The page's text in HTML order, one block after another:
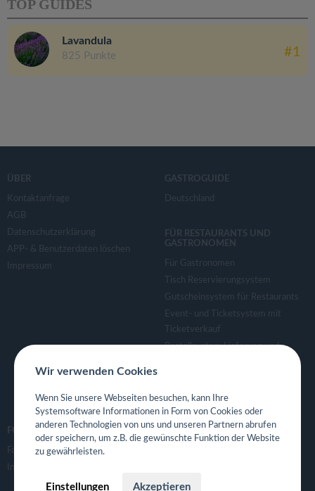
TOP GUIDES
Lavandula
825 Punkte #1
ÜBER
Kontaktanfrage
AGB
Datenschutzerklärung
APP- & Benutzerdaten löschen
Impressum
GASTROGUIDE
Deutschland
FÜR RESTAURANTS UND
GASTRONOMEN
Für Gastronomen
Tisch Reservierungsystem
Gutscheinsystem für Restaurants
Event- und Ticketsystem mit
Ticketverkauf
Bestellsystem Lieferung und
Eigene App für Restaurant
FOLGE UNS
Facebook
Instagram
Wir verwenden Cookies
Wenn Sie unsere Webseiten besuchen, kann Ihre
Systemsoftware Informationen in Form von Cookies oder
anderen Technologien von uns und unseren Partnern abrufen
oder speichern, um z.B. die gewünschte Funktion der Website
zu gewährleisten.
Einstellungen Akzeptieren